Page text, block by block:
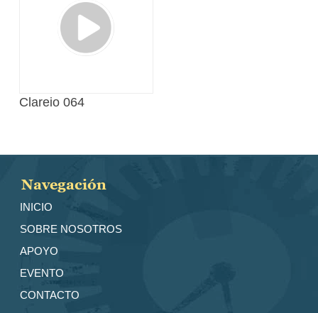
Clareio 064
Navegación
INICIO
SOBRE NOSOTROS
APOYO
EVENTO
CONTACTO